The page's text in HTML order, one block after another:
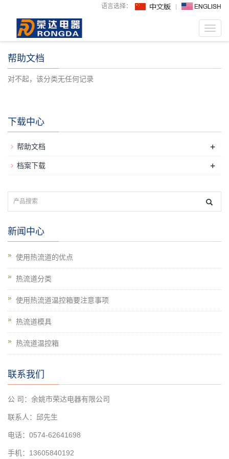
语言选择：
帮助文档
对不起，该分类无任何记录
下载中心
帮助文档 +
档案下载 +
新闻中心
使用热流道的优点
热流道分类
使用热流道温控箱要注意事项
热流道模具
热流道温控箱
联系我们
公 司：余姚市荣达电器有限公司
联系人：邱先生
电话：0574-62641698
手机：13605840192